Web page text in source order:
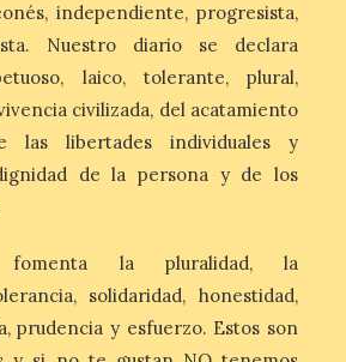
medida afecta a los
nocturnos
previstos para los
8, 15 y 22 de agosto,
extraordinario del
agua en el estanque
con el
campeones
las banderas
independiente, progresista,
Nuestro diario se declara
laico, tolerante, plural,
civilizada, del acatamiento
las libertades individuales y
de la persona y de los
fomenta la pluralidad, la
solidaridad, honestidad,
prudencia y esfuerzo. Estos son